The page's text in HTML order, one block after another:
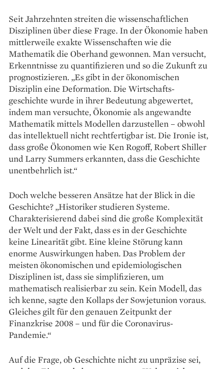
Seit Jahrzehnten streiten die wissenschaftlichen
Disziplinen über diese Frage. In der Ökonomie haben
mittlerweile exakte Wissenschaften wie die
Mathematik die Oberhand gewonnen. Man versucht,
Erkenntnisse zu quantifizieren und so die Zukunft zu
prognostizieren. „Es gibt in der ökonomischen
Disziplin eine Deformation. Die Wirtschafts­
geschichte wurde in ihrer Bedeutung abgewertet,
indem man versuchte, Ökonomie als angewandte
Mathe­matik mittels Modellen darzustellen – obwohl
das intellektuell nicht rechtfertigbar ist. Die Ironie ist,
dass große Ökonomen wie Ken Rogoff, Robert Shiller
und Larry Summers erkannten, dass die Geschichte
unentbehrlich ist.“
Doch welche besseren Ansätze hat der Blick in die
Geschichte? „Historiker studieren Systeme.
Charakterisierend dabei sind die große Komplexität
der Welt und der Fakt, dass es in der Geschichte
keine Linearität gibt. Eine kleine Störung kann
enorme Auswirkungen haben. Das Problem der
meisten ökonomischen und epidemiologischen
Disziplinen ist, dass sie simplifizieren, um
mathematisch realisierbar zu sein. Kein Modell, das
ich kenne, sagte den Kollaps der Sowjetunion vor­aus.
Gleiches gilt für den genauen Zeitpunkt der
Finanzkrise 2008 – und für die Coronavirus-
Pandemie.“
Auf die Frage, ob Geschichte nicht zu unpräzise sei,